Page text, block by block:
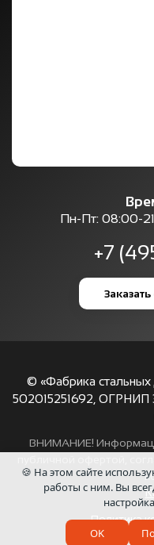
Пн-Пт: 08:00-
+7
© «Фабрика
502015251692, ОГРНИП
ВНИМАНИЕ!
Политика
🍪 На этом сайте
работы с ним. Вы
OK